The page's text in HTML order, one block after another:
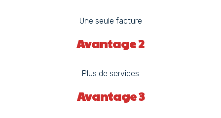
Une seule facture
Avantage 2
Plus de services
Avantage 3